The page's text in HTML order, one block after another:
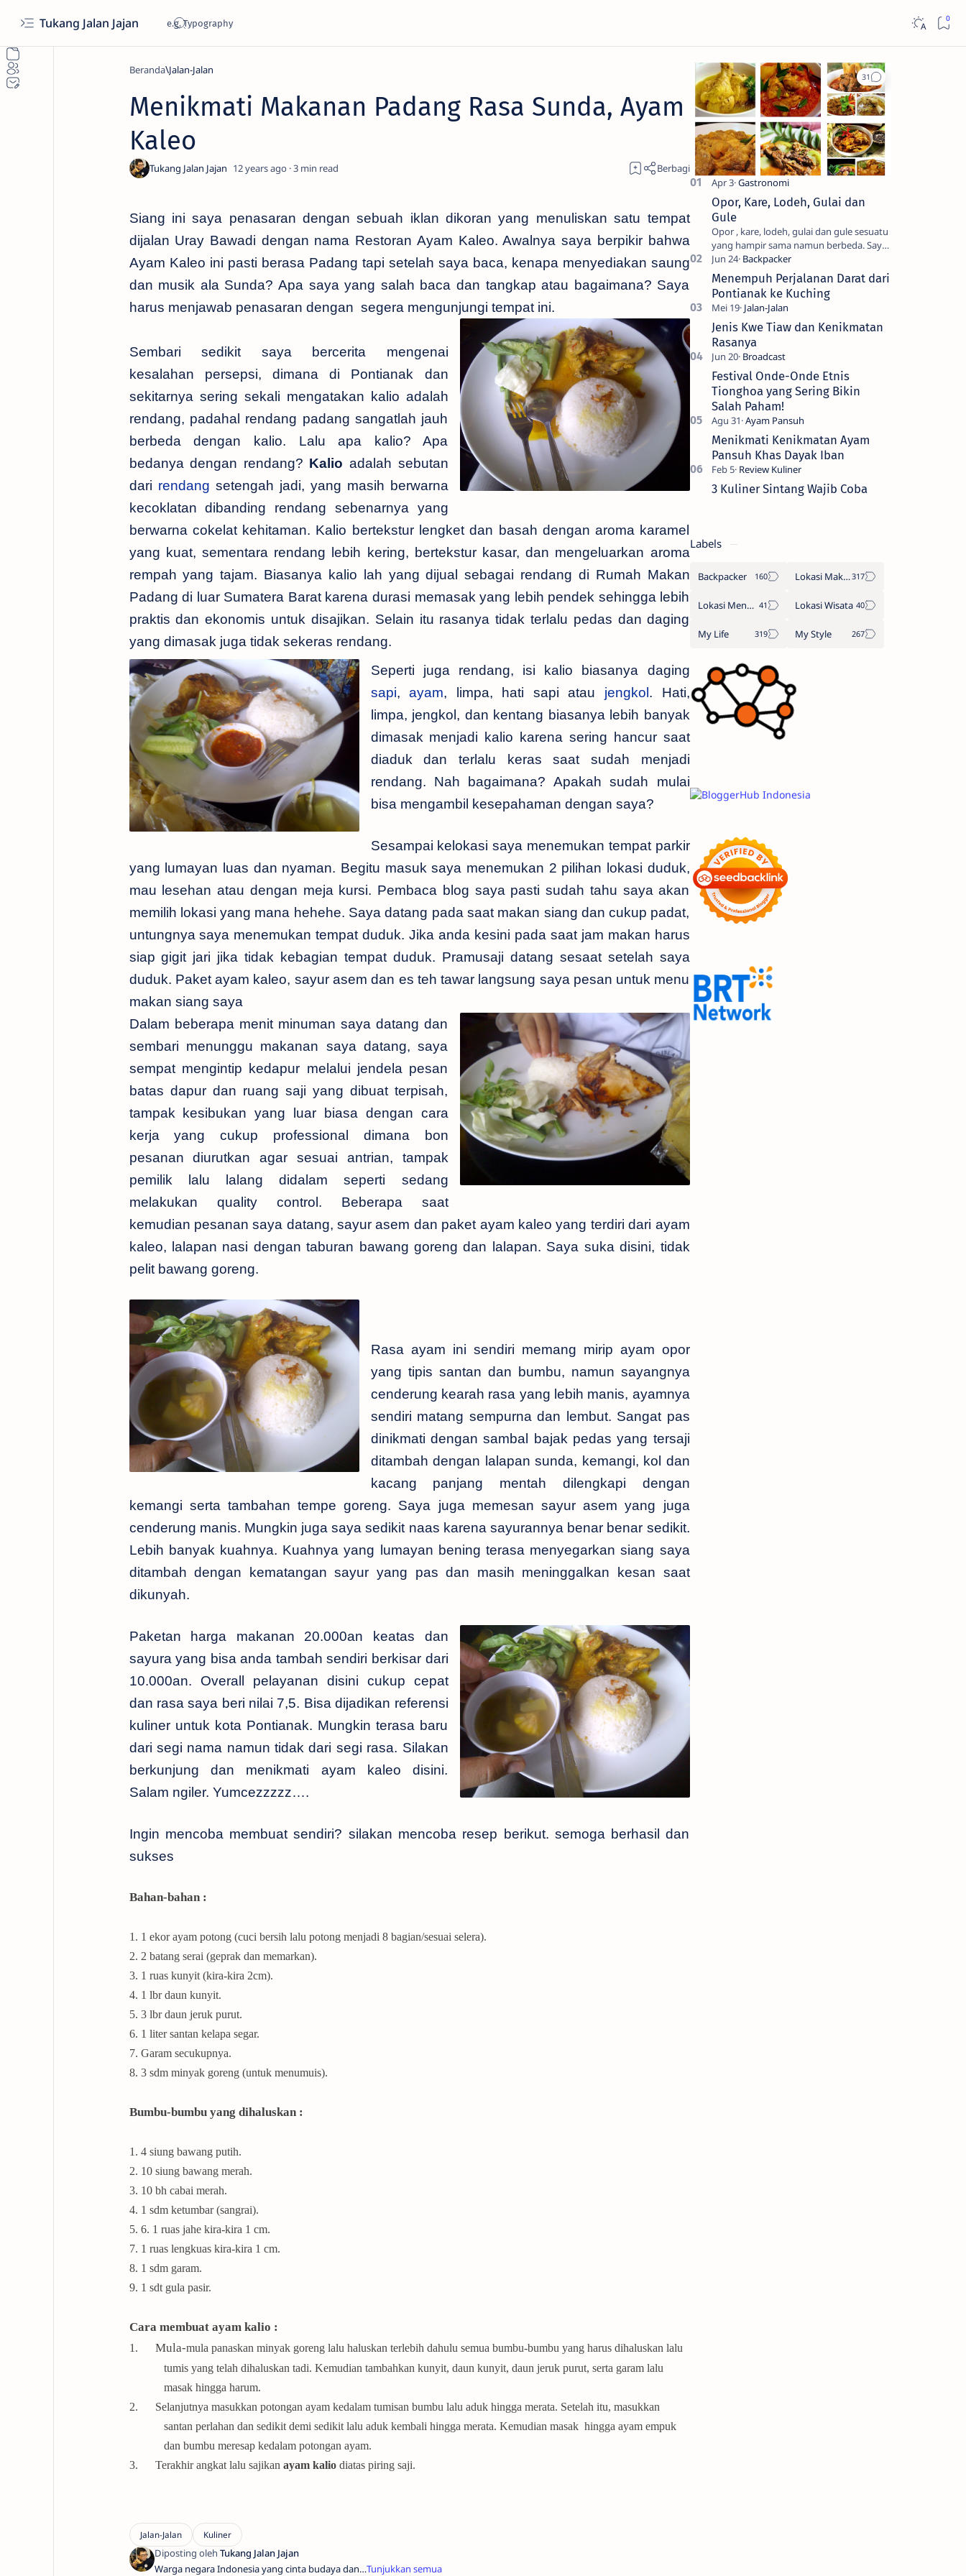
Tukang Jalan Jajan
Beranda Jalan-Jalan
Menikmati Makanan Padang Rasa Sunda, Ayam
Kaleo
12 years ago 3
Siang ini saya penasaran dengan sebuah iklan dikoran yang menuliskan satu tempat
dijalan Uray Bawadi dengan nama Restoran Ayam Kaleo. Awalnya saya berpikir bahwa
Ayam Kaleo ini pasti berasa Padang tapi setelah saya baca, kenapa menyediakan saung
dan musik ala Sunda? Apa saya yang salah baca dan tangkap atau bagaimana? Saya
harus menjawab penasaran dengan segera mengunjungi tempat ini.
Sembari sedikit saya bercerita mengenai
kesalahan persepsi, dimana di Pontianak dan
sekitarnya sering sekali mengatakan kalio adalah
rendang, padahal rendang padang sangatlah jauh
berbeda dengan kalio. Lalu apa kalio? Apa
bedanya dengan rendang? Kalio adalah sebutan
dari rendang setengah jadi, yang masih berwarna
kecoklatan dibanding rendang sebenarnya yang
berwarna cokelat kehitaman. Kalio bertekstur lengket dan basah dengan aroma karamel
yang kuat, sementara rendang lebih kering, bertekstur kasar, dan mengeluarkan aroma
rempah yang tajam. Biasanya kalio lah yang dijual sebagai rendang di Rumah Makan
Padang di luar Sumatera Barat karena durasi memasak yang lebih pendek sehingga lebih
praktis dan ekonomis untuk disajikan. Selain itu rasanya tidak terlalu pedas dan daging
yang dimasak juga tidak sekeras rendang.
Seperti juga rendang, isi kalio biasanya daging
sapi,ayam, limpa, hati sapi atau jengkol. Hati,
limpa, jengkol, dan kentang biasanya lebih banyak
dimasak menjadi kalio karena sering hancur saat
diaduk dan terlalu keras saat sudah menjadi
rendang. Nah bagaimana? Apakah sudah mulai
bisa mengambil kesepahaman dengan saya?
Sesampai kelokasi saya menemukan tempat parkir
yang lumayan luas dan nyaman. Begitu masuk saya menemukan 2 pilihan lokasi duduk,
mau lesehan atau dengan meja kursi. Pembaca blog saya pasti sudah tahu saya akan
memilih lokasi yang mana hehehe. Saya datang pada saat makan siang dan cukup padat,
untungnya saya menemukan tempat duduk. Jika anda kesini pada saat jam makan harus
siap gigit jari jika tidak kebagian tempat duduk. Pramusaji datang sesaat setelah saya
duduk. Paket ayam kaleo, sayur asem dan es teh tawar langsung saya pesan untuk menu
makan siang saya
Dalam beberapa menit minuman saya datang dan
sembari menunggu makanan saya datang, saya
sempat mengintip kedapur melalui jendela pesan
batas dapur dan ruang saji yang dibuat terpisah,
tampak kesibukan yang luar biasa dengan cara
kerja yang cukup professional dimana bon
pesanan diurutkan agar sesuai antrian, tampak
pemilik lalu lalang didalam seperti sedang
melakukan quality control. Beberapa saat
kemudian pesanan saya datang, sayur asem dan paket ayam kaleo yang terdiri dari ayam
kaleo, lalapan nasi dengan taburan bawang goreng dan lalapan. Saya suka disini, tidak
pelit bawang goreng.
Rasa ayam ini sendiri memang mirip ayam opor
yang tipis santan dan bumbu, namun sayangnya
cenderung kearah rasa yang lebih manis, ayamnya
sendiri matang sempurna dan lembut. Sangat pas
dinikmati dengan sambal bajak pedas yang tersaji
ditambah dengan lalapan sunda, kemangi, kol dan
kacang panjang mentah dilengkapi dengan
kemangi serta tambahan tempe goreng. Saya juga memesan sayur asem yang juga
cenderung manis. Mungkin juga saya sedikit naas karena sayurannya benar benar sedikit.
Lebih banyak kuahnya. Kuahnya yang lumayan bening terasa menyegarkan siang saya
ditambah dengan kematangan sayur yang pas dan masih meninggalkan kesan saat
dikunyah.
Paketan harga makanan 20.000an keatas dan
sayura yang bisa anda tambah sendiri berkisar dari
10.000an. Overall pelayanan disini cukup cepat
dan rasa saya beri nilai 7,5. Bisa dijadikan referensi
kuliner untuk kota Pontianak. Mungkin terasa baru
dari segi nama namun tidak dari segi rasa. Silakan
berkunjung dan menikmati ayam kaleo disini.
Salam ngiler. Yumcezzzzz….
Ingin mencoba membuat sendiri? silakan mencoba resep berikut. semoga berhasil dan
sukses
Bahan-bahan :
1. 1 ekor ayam potong (cuci bersih lalu potong menjadi 8 bagian/sesuai selera).
2. 2 batang serai (geprak dan memarkan).
3. 1 ruas kunyit (kira-kira 2cm).
4. 1 lbr daun kunyit.
5. 3 lbr daun jeruk purut.
6. 1 liter santan kelapa segar.
7. Garam secukupnya.
8. 3 sdm minyak goreng (untuk menumuis).
Bumbu-bumbu yang dihaluskan :
1. 4 siung bawang putih.
2. 10 siung bawang merah.
3. 10 bh cabai merah.
4. 1 sdm ketumbar (sangrai).
5. 6. 1 ruas jahe kira-kira 1 cm.
7. 1 ruas lengkuas kira-kira 1 cm.
8. 1 sdm garam.
9. 1 sdt gula pasir.
Cara membuat ayam kalio :
1. Mula-mula panaskan minyak goreng lalu haluskan terlebih dahulu semua bumbu-bumbu yang harus dihaluskan lalu
tumis yang telah dihaluskan tadi. Kemudian tambahkan kunyit, daun kunyit, daun jeruk purut, serta garam lalu
masak hingga harum.
2.
Selanjutnya masukkan potongan ayam kedalam tumisan bumbu lalu aduk hingga merata. Setelah itu, masukkan
santan perlahan dan sedikit demi sedikit lalu aduk kembali hingga merata. Kemudian masak hingga ayam empuk
dan bumbu meresap kedalam potongan ayam.
3.
Terakhir angkat lalu sajikan ayam kaliodiatas piring saji.
Warga negara Indonesia yang cinta budaya dan
Opor, Kare, Lodeh, Gulai dan
Gule
Opor , kare, lodeh, gulai dan gule sesuatu
yang hampir sama namun berbeda. Saya
sendiri kesulitan untuk membedakanya.
Mencari tahu ada…
Menempuh Perjalanan Darat dari
Pontianak ke Kuching
Jenis Kwe Tiaw dan Kenikmatan
Rasanya
Festival Onde-Onde Etnis
Tionghoa yang Sering Bikin
Salah Paham!
Menikmati Kenikmatan Ayam
Pansuh Khas Dayak Iban
3 Kuliner Sintang Wajib Coba
Labels
Backpacker Lokasi Makan
Lokasi Menginap Lokasi Wisata
My Life My Style